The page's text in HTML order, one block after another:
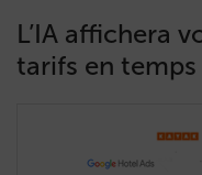
L’IA affichera
tarifs en